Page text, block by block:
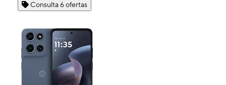
Consulta 6 ofertas